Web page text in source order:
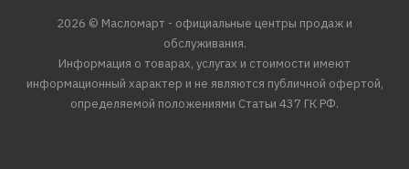
2026 © Масломарт - официальные центры продаж и
обслуживания.
Информация о товарах, услугах и стоимости имеют
информационный характер и не являются публичной офертой,
определяемой положениями Статьи 437 ГК РФ.